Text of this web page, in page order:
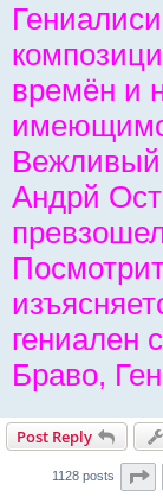
времён и
Вежливый
Андрй
гениален
Браво,
Post Reply
1128 posts